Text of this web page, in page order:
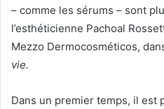
– comme les sérums – sont
l’esthéticienne Pachoal
Mezzo Dermocosméticos,
vie.
Dans un premier temps, il est